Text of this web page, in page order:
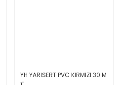
YH YARISERT PVC KIRMIZI 30 M